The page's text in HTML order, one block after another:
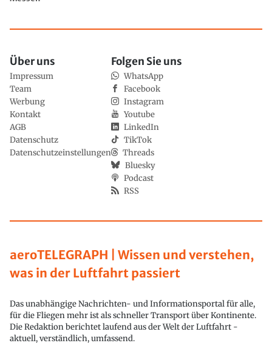
aeroTELEGRAPH | Wissen und verstehen,
was in der Luftfahrt passiert
Das unabhängige Nachrichten- und Informationsportal für alle,
für die Fliegen mehr ist als schneller Transport über Kontinente.
Die Redaktion berichtet laufend aus der Welt der Luftfahrt -
aktuell, verständlich, umfassend.
Über uns
Impressum
Team
Werbung
Kontakt
AGB
Datenschutz
Datenschutzeinstellungen
Folgen Sie uns
WhatsApp
Facebook
Instagram
Youtube
LinkedIn
TikTok
Threads
Bluesky
Podcast
RSS